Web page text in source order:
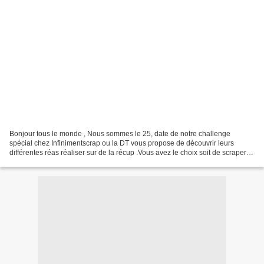
Bonjour tous le monde , Nous sommes le 25, date de notre challenge
spécial chez Infinimentscrap ou la DT vous propose de découvrir leurs
différentes réas réaliser sur de la récup .Vous avez le choix soit de scraper